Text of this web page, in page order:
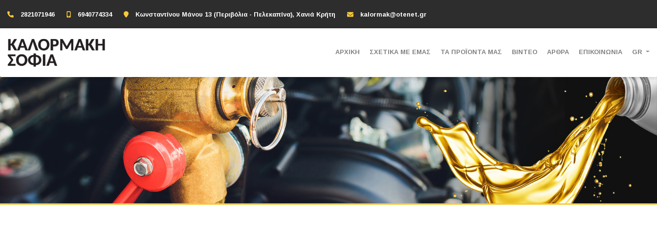
2821071946 6940774334 Κωνσταντίνου Μάνου 13 (Περιβόλια - Πελεκαπίνα), Χανιά Κρήτη kalormak@otenet.gr
ΑΡΧΙΚΗ ΣΧΕΤΙΚΆ ΜΕ ΕΜΆΣ ΤΑ ΠΡΟΪΟΝΤΑ ΜΑΣ ΒΙΝΤΕΟ ΑΡΘΡΑ ΕΠΙΚΟΙΝΩΝΙΑ GR